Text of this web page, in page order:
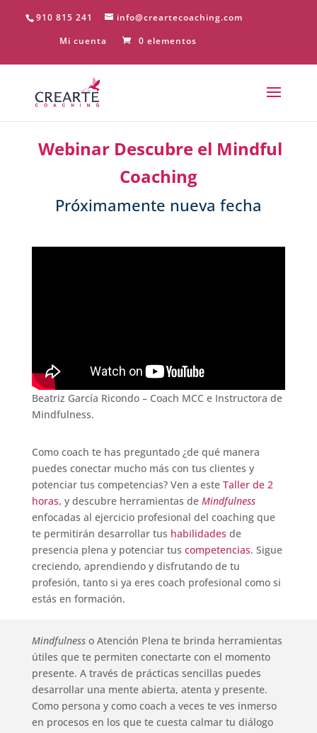
910 815 241
info@creartecoaching.com
Mi cuenta
0 elementos
Webinar Descubre el Mindful
Coaching
Próximamente nueva fecha
Beatriz García Ricondo – Coach MCC e Instructora de
Mindfulness.
Como coach te has preguntado ¿de qué manera
puedes conectar mucho más con tus clientes y
potenciar tus competencias? Ven a este Taller de 2
horas, y descubre herramientas de Mindfulness
enfocadas al ejercicio profesional del coaching que
te permitirán desarrollar tus habilidades de
presencia plena y potenciar tus competencias. Sigue
creciendo, aprendiendo y disfrutando de tu
profesión, tanto si ya eres coach profesional como si
estás en formación.
Mindfulnesso Atención Plena te brinda herramientas
útiles que te permiten conectarte con el momento
presente. A través de prácticas sencillas puedes
desarrollar una mente abierta, atenta y presente.
Como persona y como coach a veces te ves inmerso
en procesos en los que te cuesta calmar tu diálogo